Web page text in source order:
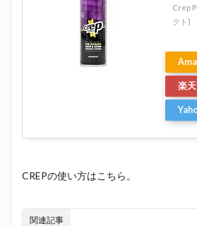
Crep
クト)
楽
CREPの使い方はこちら。
関連記事